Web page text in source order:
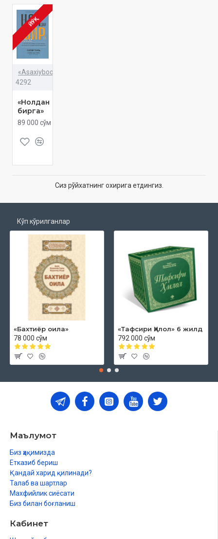
ЙЎҚ
«Asaxiybooks»
4292
«Нолдан
бирга»
89 000 сўм
Сиз рўйхатнинг охирига етдингиз.
Кўп кўрилганлар
«Бахтиёр оила»
78 000 сўм
«Тафсири Ҳилол» 6 жилд
792 000 сўм
Маълумот
Биз ҳақимизда
Етказиб бериш
Қандай харид қилинади?
Талаб ва шартлар
Махфийлик сиёсати
Биз билан боғланиш
Кабинет